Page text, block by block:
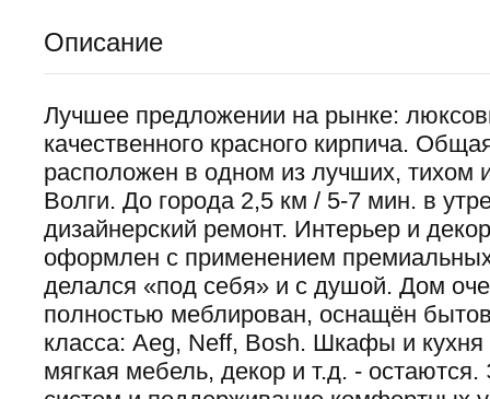
Описание
Лучшее предложении на рынке:
качественного красного кирпича.
расположен в одном из лучших, тихом
Волги. До города 2,5 км / 5-7 мин. в
дизайнерский ремонт. Интерьер и
оформлен с применением
делался «под себя» и с душой. Дом
полностью меблирован, оснащён
класса: Aeg, Neff, Bosh. Шкафы и
мягкая мебель, декор и т.д. -